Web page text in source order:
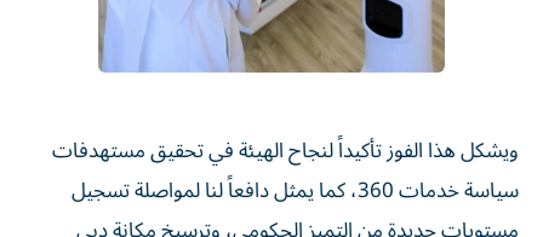
ويشكل هذا الفوز تأكيداً لنجاح الهيئة في تحقيق مستهدفات
سياسة خدمات 360، كما يمثل دافعاً لنا لمواصلة تسجيل